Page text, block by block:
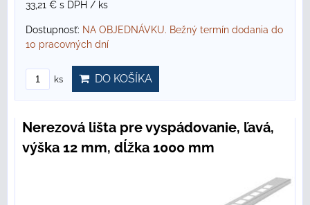
33,21 € s DPH / ks
Dostupnosť: NA OBJEDNÁVKU. Bežný termín dodania do
10 pracovných dní
ks DO KOŠÍKA
Nerezová lišta pre vyspádovanie, ľavá,
výška 12 mm, dĺžka 1000 mm